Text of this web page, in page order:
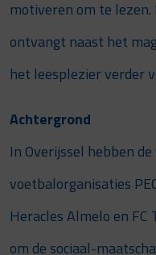
motiveren om te
ontvangt naast het
het leesplezier verder
Achtergrond
In Overijssel hebben
voetbalorganisaties
Heracles Almelo en
om de sociaal-